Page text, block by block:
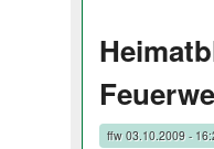
ffw03.10.2009 -